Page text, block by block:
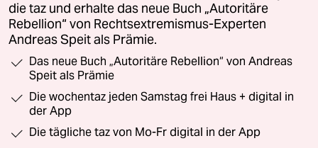
die taz und erhalte das neue Buch „Autoritäre
Rebellion“ von Rechtsextremismus-Experten
Andreas Speit als Prämie.
Das neue Buch „Autoritäre Rebellion“ von Andreas
Speit als Prämie
Die wochentaz jeden Samstag frei Haus + digital in
der App
Die tägliche taz von Mo-Fr digital in der App